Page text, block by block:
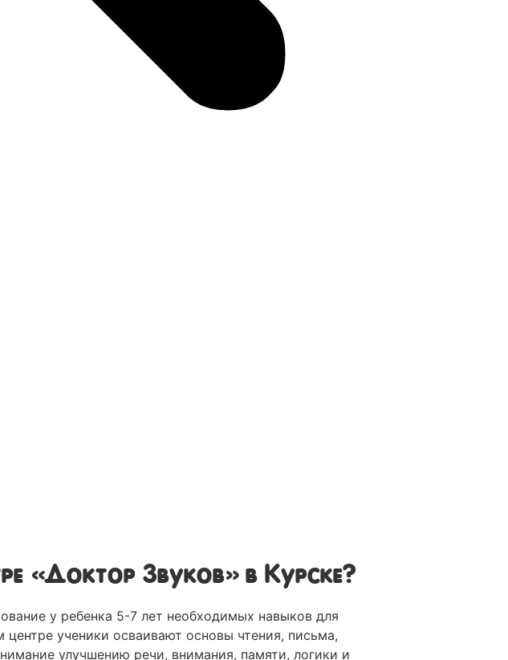
«Доктор Звуков» в Курске?
у ребенка 5-7 лет необходимых навыков для
ученики осваивают основы чтения, письма,
улучшению речи, внимания, памяти, логики и